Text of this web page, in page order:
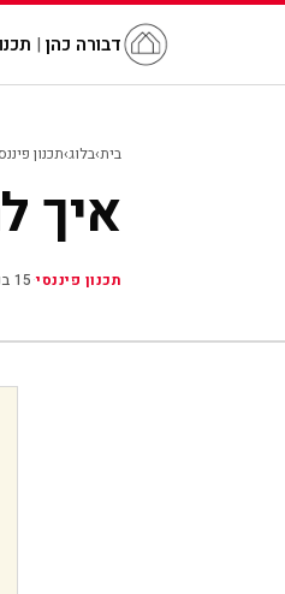
דבורה כהן |
בית›בלוג›תכנון
איך
תכנון פיננסי·15 בנובמבר 2021